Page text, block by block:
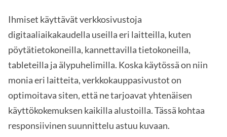
Ihmiset käyttävät verkkosivustoja
digitaaliaikakaudella useilla eri laitteilla, kuten
pöytätietokoneilla, kannettavilla tietokoneilla,
tableteilla ja älypuhelimilla. Koska käytössä on niin
monia eri laitteita, verkkokauppasivustot on
optimoitava siten, että ne tarjoavat yhtenäisen
käyttökokemuksen kaikilla alustoilla. Tässä kohtaa
responsiivinen suunnittelu astuu kuvaan.